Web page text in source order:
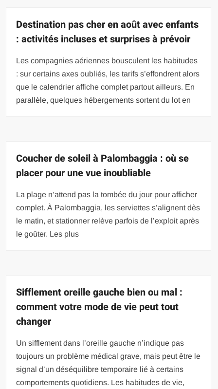
Destination pas cher en août avec enfants
: activités incluses et surprises à prévoir
Les compagnies aériennes bousculent les habitudes
: sur certains axes oubliés, les tarifs s’effondrent alors
que le calendrier affiche complet partout ailleurs. En
parallèle, quelques hébergements sortent du lot en
Coucher de soleil à Palombaggia : où se
placer pour une vue inoubliable
La plage n’attend pas la tombée du jour pour afficher
complet. À Palombaggia, les serviettes s’alignent dès
le matin, et stationner relève parfois de l’exploit après
le goûter. Les plus
Sifflement oreille gauche bien ou mal :
comment votre mode de vie peut tout
changer
Un sifflement dans l’oreille gauche n’indique pas
toujours un problème médical grave, mais peut être le
signal d’un déséquilibre temporaire lié à certains
comportements quotidiens. Les habitudes de vie,